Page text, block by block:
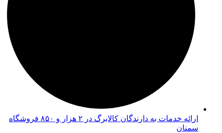
ارائه خدمات به دارندگان کالابرگ در ۲ هزار و ۸۵۰ فروشگاه
سمنان